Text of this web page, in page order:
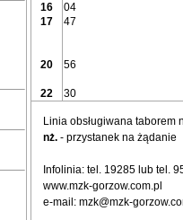
16
04
17
47
20 56
22 30
Linia obsługiwana taborem
nż. - przystanek na żądanie
Infolinia: tel. 19285 lub tel.
www.mzk-gorzow.com.pl
e-mail: mzk@mzk-